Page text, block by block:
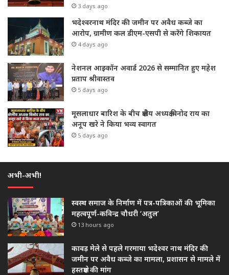
3 days ago
भदेश्वरनाथ मंदिर की जमीन पर अवैध कब्जे का
आरोप, ग्रामीण कल डीएम-एसपी से करेंगे शिकायत
4 days ago
नेशनल आइकॉन अवार्ड 2026 से सम्मानित हुए महेश
प्रताप श्रीवास्तव
5 days ago
मूसलाधार बारिश के बीच क्षेत्रीय अध्यक्ष विनोद राय का
अनूप खरे ने किया भव्य स्वागत
5 days ago
अभी-अभी!
स्वस्थ समाज के निर्माण में पत्र-पत्रिकाओं की भूमिका
महत्वपूर्ण-कविन्द्र चौधरी ‘अतुल’
13 hours ago
कावड़ मेले से पहले गरमाया भदेश्वर नाथ मंदिर की
जमीन पर अवैध कब्जे का मामला, प्रशासन से मामले में
हस्तक्षेप की मांग